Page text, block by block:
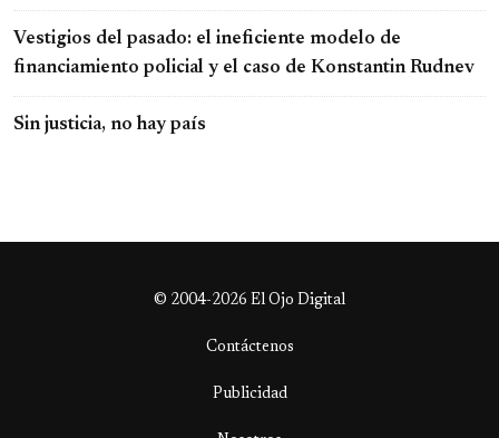
Vestigios del pasado: el ineficiente modelo de
financiamiento policial y el caso de Konstantin Rudnev
Sin justicia, no hay país
© 2004-2026 El Ojo Digital
Contáctenos
Publicidad